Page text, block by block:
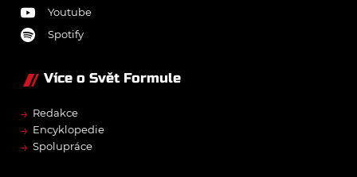
Youtube
Spotify
Více o Svět Formule
→ Redakce
→ Encyklopedie
→ Spolupráce